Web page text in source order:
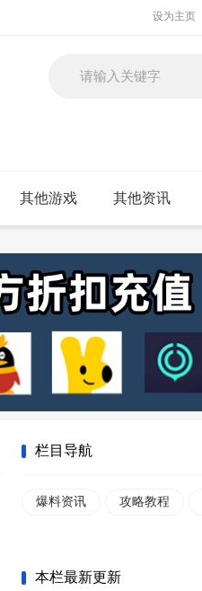
设为主页
其他游戏 其他资讯
栏目导航
爆料资讯 攻略教程
本栏最新更新